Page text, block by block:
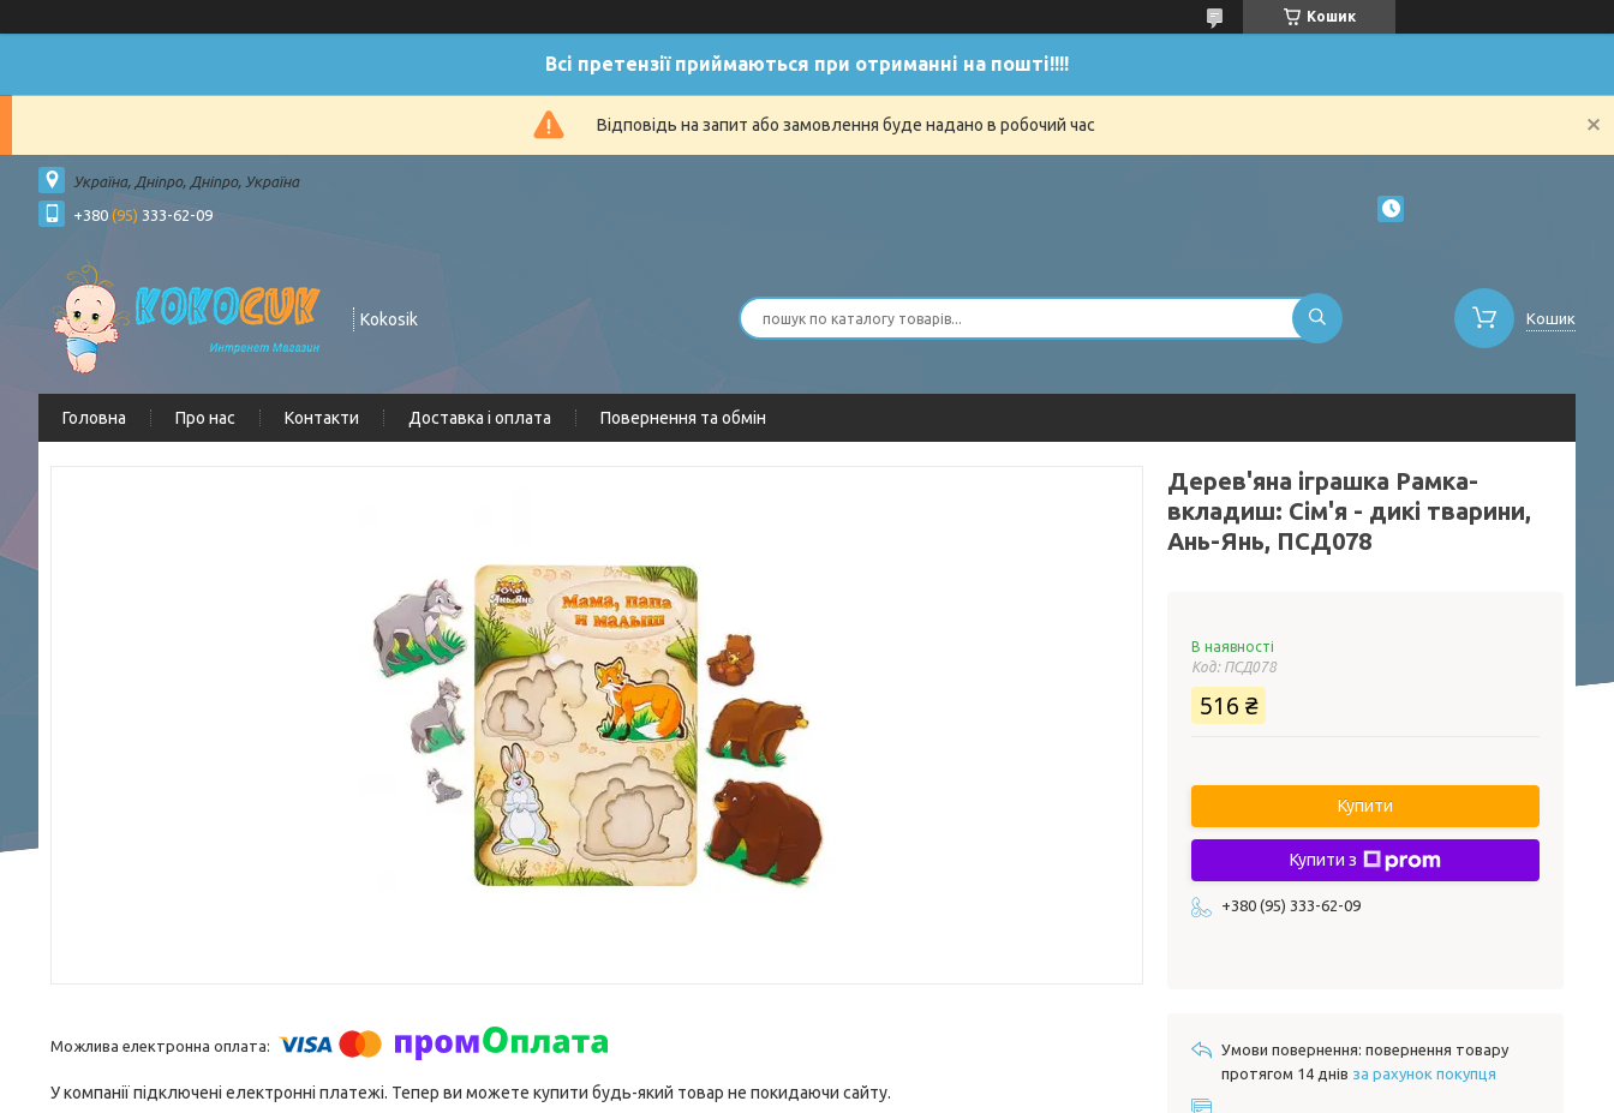
Кошик
Всі претензії приймаються при отриманні на пошті!!!!
Відповідь на запит або замовлення буде надано в робочий час
Україна, Дніпро, Дніпро, Україна
+380 (95) 333-62-09
Kokosik Кошик
Головна Про нас Контакти Доставка і оплата Повернення та обмін
У компанії підключені електронні платежі. Тепер ви можете купити будь-який товар не покидаючи сайту.
Дерев'яна іграшка Рамка-
вкладиш: Сім'я - дикі тварини,
Ань-Янь, ПСД078
В наявності
Код: ПСД078
516 ₴
Купити
Купити з
+380 (95) 333-62-09
повернення товару
протягом 14 днів за рахунок покупця